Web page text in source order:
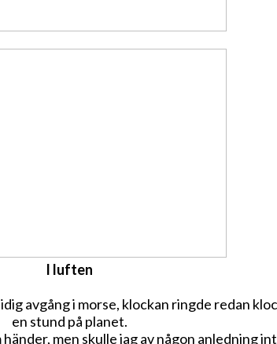
I luften
avgång i morse, klockan ringde redan
en stund på planet.
men skulle jag av någon anledning